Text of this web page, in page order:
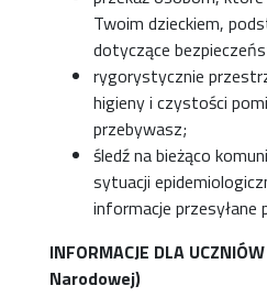
Twoim dzieckiem,
dotyczące
rygorystycznie
higieny i czystości
przebywasz;
śledź na bieżąco
sytuacji
informacje przesyłane
INFORMACJE DLA
Narodowej)